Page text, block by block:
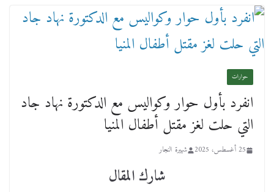
حوارات
انفرد بأول حوار وكواليس مع الدكتورة نهاد جاد
التي حلت لغز مقتل أطفال المنيا
25 أغسطس، 2025 شهيرة النجار
شارك المقال